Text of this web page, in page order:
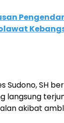
Sudono, SH
langsung
akibat